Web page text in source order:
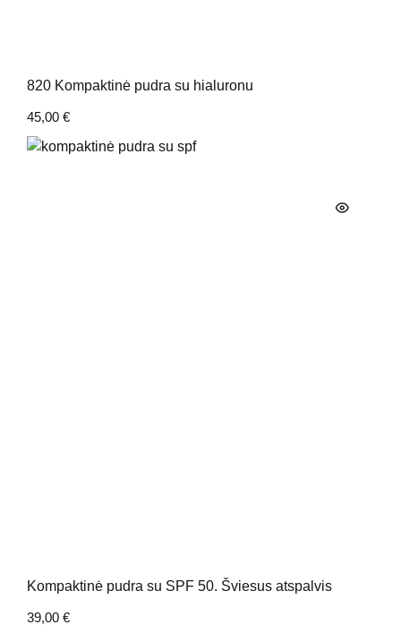
820 Kompaktinė pudra su hialuronu
45,00 €
Kompaktinė pudra su SPF 50. Šviesus atspalvis
39,00 €